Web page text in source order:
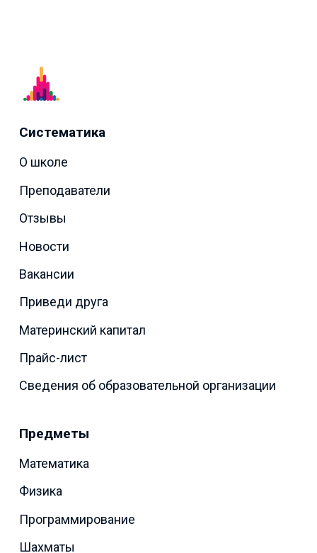
Систематика
О школе
Преподаватели
Отзывы
Новости
Вакансии
Приведи друга
Материнский капитал
Прайс-лист
Сведения об образовательной организации
Предметы
Математика
Физика
Программирование
Шахматы